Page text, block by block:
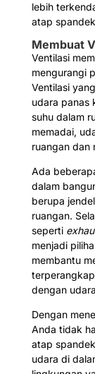
lebih
atap
Membuat
Ventilasi
mengurangi
Ventilasi
udara panas
suhu dalam
memadai,
ruangan dan
Ada
dalam
berupa
ruangan.
seperti
menjadi
membantu
dengan
Dengan
Anda tidak
atap
udara di